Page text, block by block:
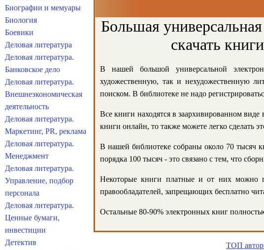
Большая
скачать
В нашей большой универсальной
художественную, так и нехудожественную
поиском. В библиотеке не надо
Все книги находятся в заархивированном
книги онлайн, то также можете легко сделать
В нашей библиотеке собраны около 70 тысяч
порядка 100 тысяч - это связано с тем, что
Некоторые книги платные и от них можно
правообладателей, запрещающих бесплатно
Остальные 80-90% электронных книг
ТОП
Биографии и мемуары
Биология
Боевики
Деловая литература
Деловая литература.
Банковское дело
Деловая литература.
Внешнеэкономическая
деятельность
Деловая литература.
Маркетинг, PR, реклама
Деловая литература.
Менеджмент
Деловая литература.
Управление, подбор
персонала
Деловая литература.
Ценные бумаги,
инвестиции
Детектив